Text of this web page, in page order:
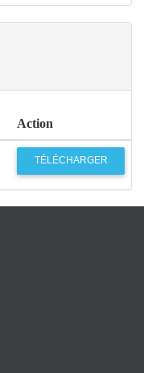
Action
TÉLÉCHARGER